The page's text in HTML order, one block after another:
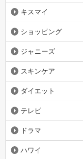
キスマイ
ショッピング
ジャニーズ
スキンケア
ダイエット
テレビ
ドラマ
ハワイ